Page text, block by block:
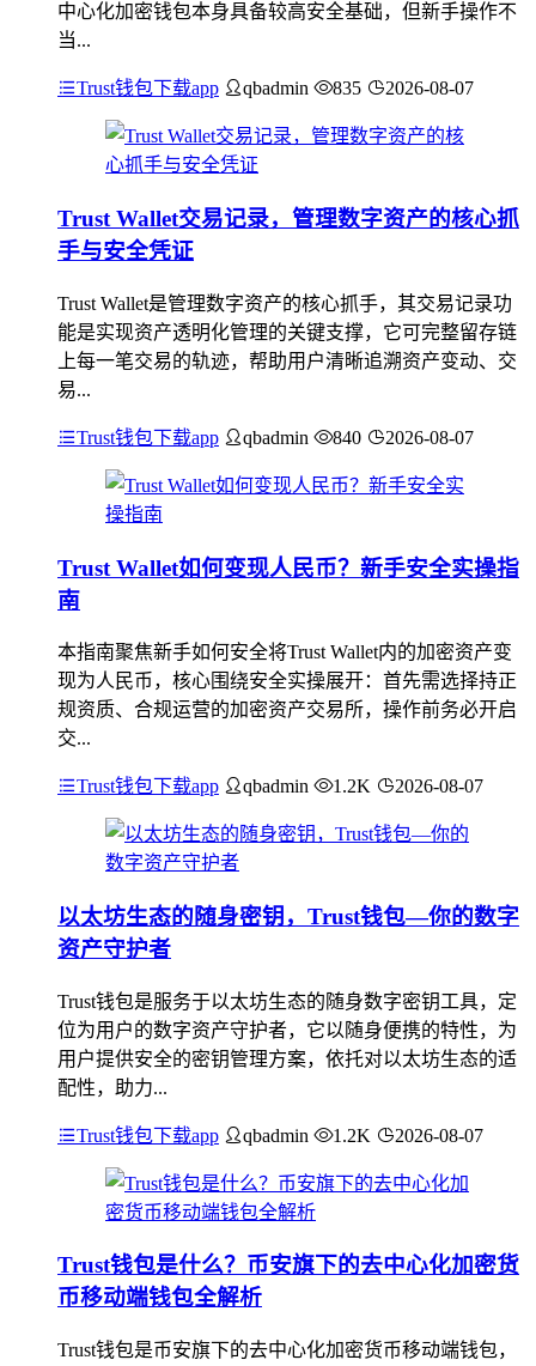
中心化加密钱包本身具备较高安全基础，但新手操作不
当...
Trust钱包下载app qbadmin 835 2026-08-07
Trust Wallet交易记录，管理数字资产的核心抓
手与安全凭证
Trust Wallet是管理数字资产的核心抓手，其交易记录功
能是实现资产透明化管理的关键支撑，它可完整留存链
上每一笔交易的轨迹，帮助用户清晰追溯资产变动、交
易...
Trust钱包下载app qbadmin 840 2026-08-07
Trust Wallet如何变现人民币？新手安全实操指
南
本指南聚焦新手如何安全将Trust Wallet内的加密资产变
现为人民币，核心围绕安全实操展开：首先需选择持正
规资质、合规运营的加密资产交易所，操作前务必开启
交...
Trust钱包下载app qbadmin 1.2K 2026-08-07
以太坊生态的随身密钥，Trust钱包—你的数字
资产守护者
Trust钱包是服务于以太坊生态的随身数字密钥工具，定
位为用户的数字资产守护者，它以随身便携的特性，为
用户提供安全的密钥管理方案，依托对以太坊生态的适
配性，助力...
Trust钱包下载app qbadmin 1.2K 2026-08-07
Trust钱包是什么？币安旗下的去中心化加密货
币移动端钱包全解析
Trust钱包是币安旗下的去中心化加密货币移动端钱包，